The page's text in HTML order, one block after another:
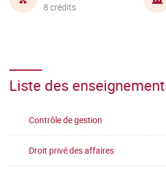
8 crédits
Liste des
Contrôle de gestion
Droit privé des affaires